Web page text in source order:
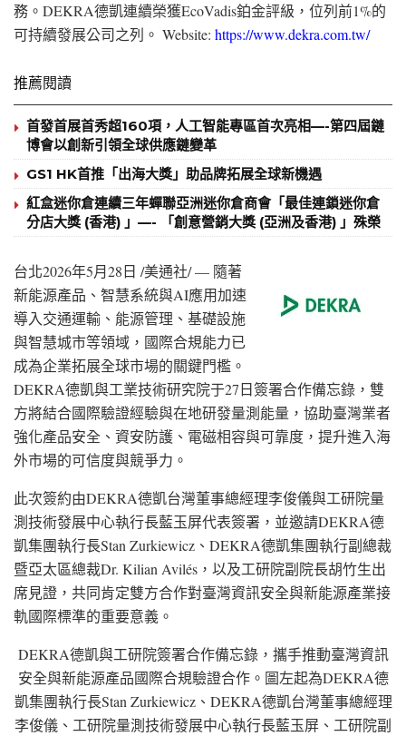
務。DEKRA德凱連續榮獲EcoVadis鉑金評級，位列前1%的
可持續發展公司之列。 Website: https://www.dekra.com.tw/
推薦閱讀
首發首展首秀超160項，人工智能專區首次亮相—-第四屆鏈
博會以創新引領全球供應鏈變革
GS1 HK首推「出海大獎」助品牌拓展全球新機遇
紅盒迷你倉連續三年蟬聯亞洲迷你倉商會「最佳連鎖迷你倉
分店大獎 (香港) 」—- 「創意營銷大獎 (亞洲及香港) 」殊榮
台北2026年5月28日 /美通社/ — 隨著
新能源產品、智慧系統與AI應用加速
導入交通運輸、能源管理、基礎設施
與智慧城市等領域，國際合規能力已
成為企業拓展全球市場的關鍵門檻。
DEKRA德凱與工業技術研究院于27日簽署合作備忘錄，雙
方將結合國際驗證經驗與在地研發量測能量，協助臺灣業者
強化產品安全、資安防護、電磁相容與可靠度，提升進入海
外市場的可信度與競爭力。
此次簽約由DEKRA德凱台灣董事總經理李俊儀與工研院量
測技術發展中心執行長藍玉屏代表簽署，並邀請DEKRA德
凱集團執行長StanZurkiewicz、DEKRA德凱集團執行副總裁
暨亞太區總裁Dr. Kilian Avilés，以及工研院副院長胡竹生出
席見證，共同肯定雙方合作對臺灣資訊安全與新能源產業接
軌國際標準的重要意義。
DEKRA德凱與工研院簽署合作備忘錄，攜手推動臺灣資訊
安全與新能源產品國際合規驗證合作。圖左起為DEKRA德
凱集團執行長Stan Zurkiewicz、DEKRA德凱台灣董事總經理
李俊儀、工研院量測技術發展中心執行長藍玉屏、工研院副